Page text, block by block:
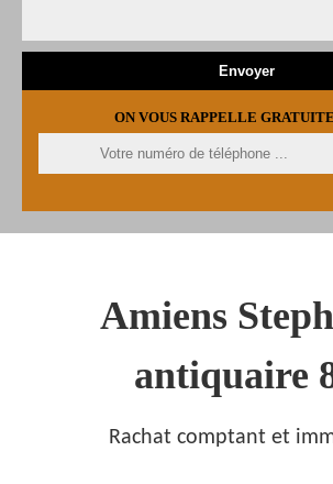
ON VOUS RAPPELLE
Amiens
antiquaire
Rachat comptant et